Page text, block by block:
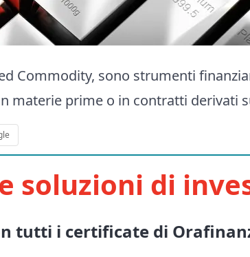
Commodity, sono strumenti
materie prime o in contratti derivati
soluzioni di
tutti i certificate di